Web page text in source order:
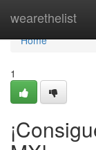
wearethelist
Home
Home
1